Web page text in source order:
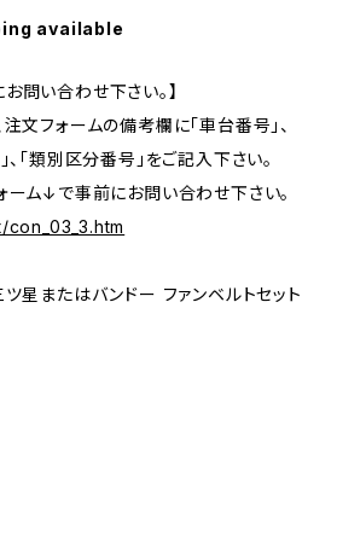
available
問い合わせ下さい。】
注文フォームの備考欄に「車台番号」、
、「類別区分番号」をご記入下さい。
ーム↓で事前にお問い合わせ下さい。
ツ星またはバンドー ファンベルトセット